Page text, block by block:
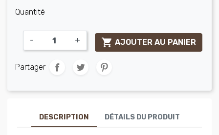
Quantité
- +  AJOUTER AU PANIER
Partager
DESCRIPTION DÉTAILS DU PRODUIT